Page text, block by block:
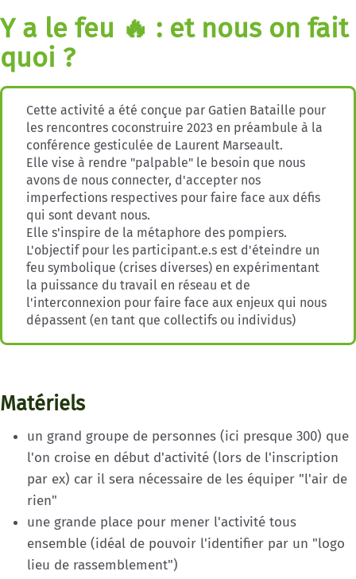
Y a le feu 🔥 : et nous on fait
quoi ?
Cette activité a été conçue par Gatien Bataille pour
les rencontres coconstruire 2023 en préambule à la
conférence gesticulée de Laurent Marseault.
Elle vise à rendre "palpable" le besoin que nous
avons de nous connecter, d'accepter nos
imperfections respectives pour faire face aux défis
qui sont devant nous.
Elle s'inspire de la métaphore des pompiers.
L'objectif pour les participant.e.s est d'éteindre un
feu symbolique (crises diverses) en expérimentant
la puissance du travail en réseau et de
l'interconnexion pour faire face aux enjeux qui nous
dépassent (en tant que collectifs ou individus)
Matériels
un grand groupe de personnes (ici presque 300) que
l'on croise en début d'activité (lors de l'inscription
par ex) car il sera nécessaire de les équiper "l'air de
rien"
une grande place pour mener l'activité tous
ensemble (idéal de pouvoir l'identifier par un "logo
lieu de rassemblement")